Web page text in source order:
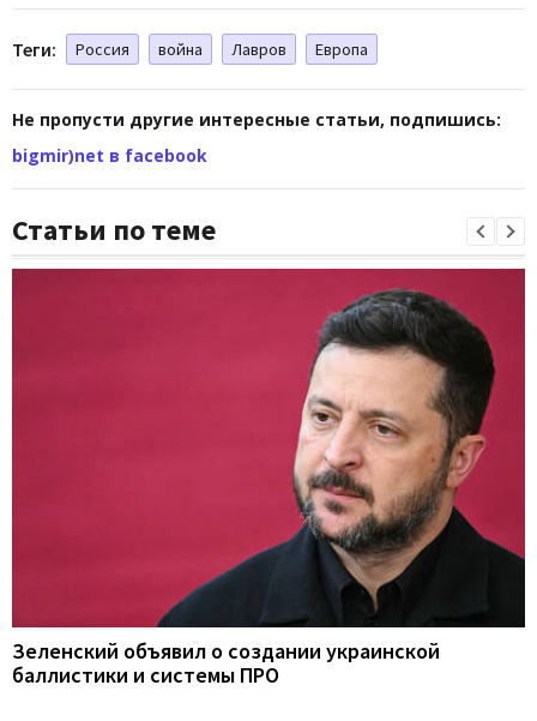
Теги: Россия война Лавров Европа
Не пропусти другие интересные статьи, подпишись:
bigmir)net в facebook
Статьи по теме
Зеленский объявил о создании украинской
баллистики и системы ПРО